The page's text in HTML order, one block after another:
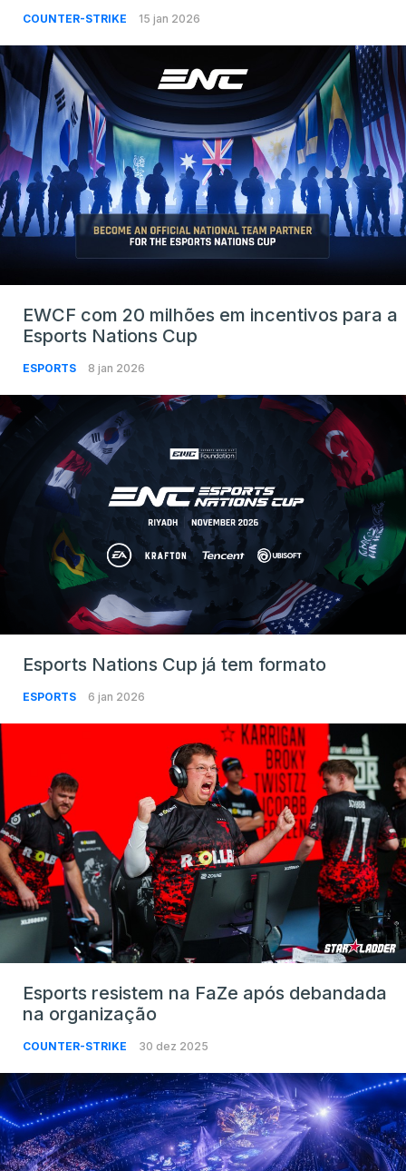
COUNTER-STRIKE 15 jan 2026
EWCF com 20 milhões em incentivos para a
Esports Nations Cup
ESPORTS 8 jan 2026
Esports Nations Cup já tem formato
ESPORTS 6 jan 2026
Esports resistem na FaZe após debandada
na organização
COUNTER-STRIKE 30 dez 2025